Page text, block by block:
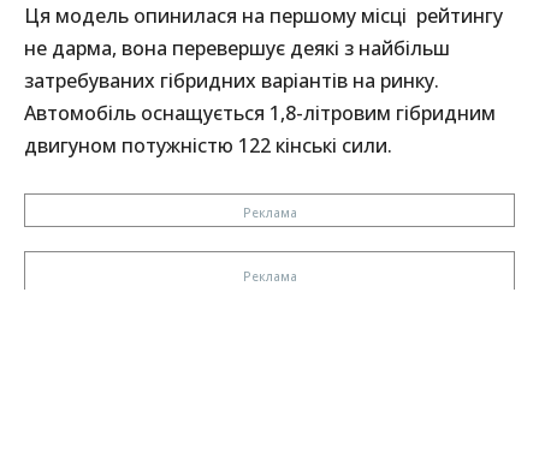
Ця модель опинилася на першому місці рейтингу
не дарма, вона перевершує деякі з найбільш
затребуваних гібридних варіантів на ринку.
Автомобіль оснащується 1,8-літровим гібридним
двигуном потужністю 122 кінські сили.